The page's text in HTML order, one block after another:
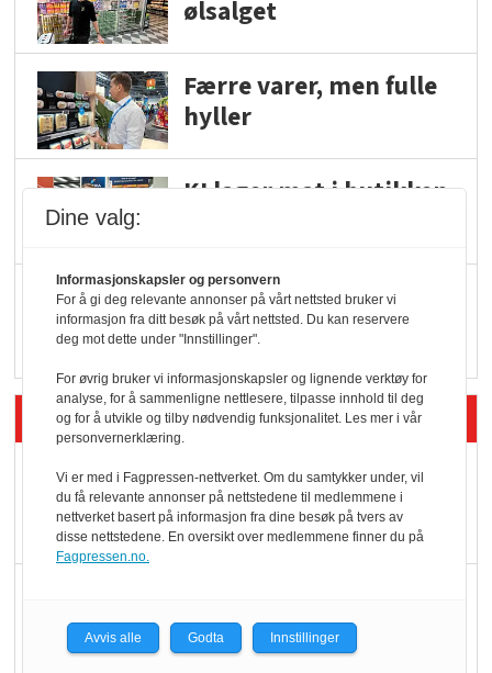
ølsalget
Færre varer, men fulle
hyller
KI lager mat i butikken
Q passerte 1 milliard i
Rema i 2025
Siste artikler - Økologisk
Kolonihagens norske
yoghurt: Trues av
melkemangel
Økologisk Norge sin
hederspris
Dine valg:
Informasjonskapsler og personvern
For å gi deg relevante annonser på vårt nettsted bruker vi
informasjon fra ditt besøk på vårt nettsted. Du kan reservere
deg mot dette under "Innstillinger".
For øvrig bruker vi informasjonskapsler og lignende verktøy for
analyse, for å sammenligne nettlesere, tilpasse innhold til deg
og for å utvikle og tilby nødvendig funksjonalitet. Les mer i vår
personvernerklæring.
Vi er med i Fagpressen-nettverket. Om du samtykker under, vil
du få relevante annonser på nettstedene til medlemmene i
nettverket basert på informasjon fra dine besøk på tvers av
disse nettstedene. En oversikt over medlemmene finner du på
Fagpressen.no.
Avvis alle Godta Innstillinger